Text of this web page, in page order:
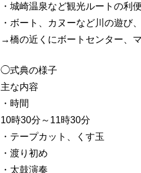
・城崎温泉など観光ルートの利
・ボート、カヌーなど川の遊び
→橋の近くにボートセンター、
◯式典の様子
主な内容
・時間
10時30分～11時30分
・テープカット、くす玉
・渡り初め
・太鼓演奏